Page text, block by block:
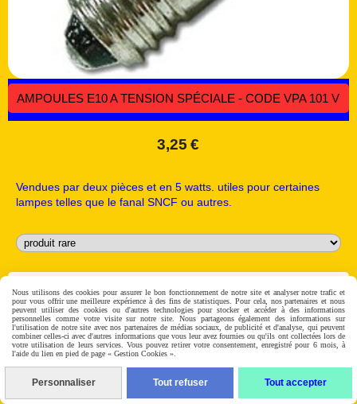
AMPOULES E10 A TENSION SPÉCIALE - CODE VPA 101 V
3,25 €
Vendues par deux pièces et en 5 watts. utiles pour certaines
lampes telles que le fanal SNCF ou autres.
Nous utilisons des cookies pour assurer le bon fonctionnement de notre site et analyser notre trafic et
pour vous offrir une meilleure expérience à des fins de statistiques. Pour cela, nos partenaires et nous
peuvent utiliser des cookies ou d'autres technologies pour stocker et accéder à des informations
personnelles comme votre visite sur notre site. Nous partageons également des informations sur
l'utilisation de notre site avec nos partenaires de médias sociaux, de publicité et d'analyse, qui peuvent
combiner celles-ci avec d'autres informations que vous leur avez fournies ou qu'ils ont collectées lors de
votre utilisation de leurs services. Vous pouvez retirer votre consentement, enregistré pour 6 mois, à
l'aide du lien en pied de page « Gestion Cookies ».
Personnaliser Tout refuser Tout accepter